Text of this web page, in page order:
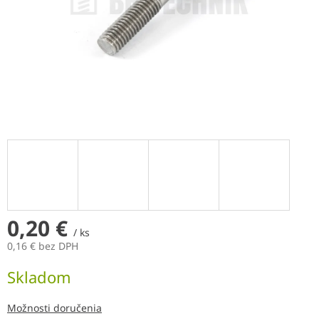
0,20 € / ks
0,16 € bez DPH
cena:
Skladom
Možnosti doručenia